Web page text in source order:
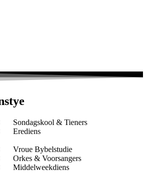
Sondagskool & Tieners
Erediens
Vroue Bybelstudie
Orkes & Voorsangers
Middelweekdiens